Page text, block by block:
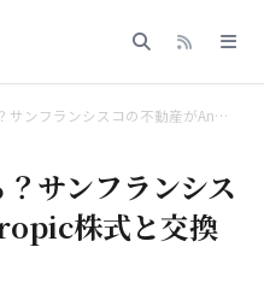
サンフランシスコの不動産がAn…
サンフランシス
株式と交換